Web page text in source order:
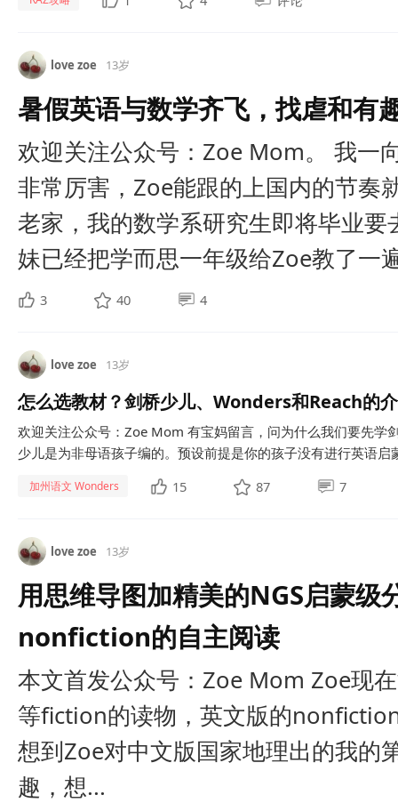
love zoe 13岁
暑假英语与数学齐飞，找虐和有
欢迎关注公众号：Zoe Mom。 我一
非常厉害，Zoe能跟的上国内的节奏
老家，我的数学系研究生即将毕业
妹已经把学而思一年级给Zoe教了一
3 40 4
love zoe 13岁
怎么选教材？剑桥少儿、Wonders和Reach的
欢迎关注公众号：Zoe Mom 有宝妈留言，问为什么我们要先
少儿是为非母语孩子编的。预设前提是你的孩子没有进行英语启
加州语文 Wonders 15 87 7
love zoe 13岁
用思维导图加精美的NGS启蒙级
nonfiction的自主阅读
本文首发公众号：Zoe Mom Zoe现
等fiction的读物，英文版的
想到Zoe对中文版国家地理出的我的
趣，想...